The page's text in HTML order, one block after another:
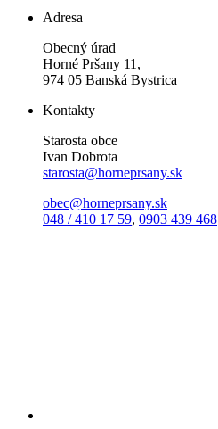
Adresa
Obecný úrad
Horné Pršany 11,
974 05 Banská Bystrica
Kontakty
Starosta obce
Ivan Dobrota
starosta@horneprsany.sk
obec@horneprsany.sk
048 / 410 17 59, 0903 439 468